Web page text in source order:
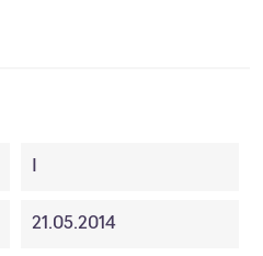
21.05.2014